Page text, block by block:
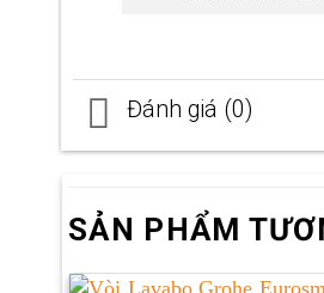
Đánh giá (0)
SẢN PHẨM